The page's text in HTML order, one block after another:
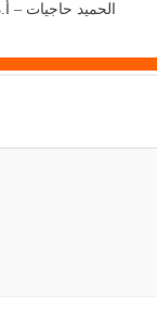
الحميد حاجيات